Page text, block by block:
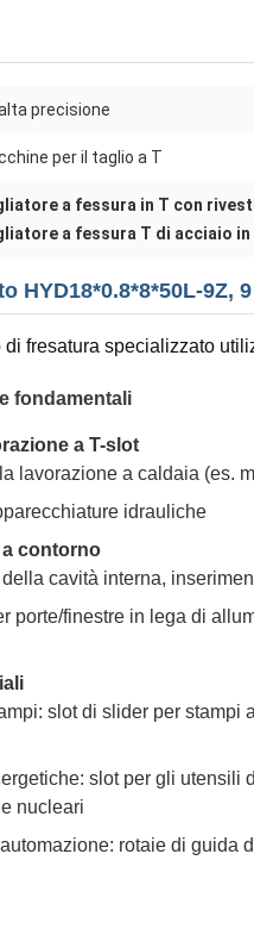
precisione
per il taglio a T
a fessura in T con
a fessura T di acciaio in
HYD18*0.8*8*50L-9Z,
di fresatura specializzato
fondamentali
a T-slot
lavorazione a caldaia (es.
idrauliche
contorno
cavità interna,
porte/finestre in lega di
slot di slider per
slot per gli utensili
nucleari
rotaie di guida